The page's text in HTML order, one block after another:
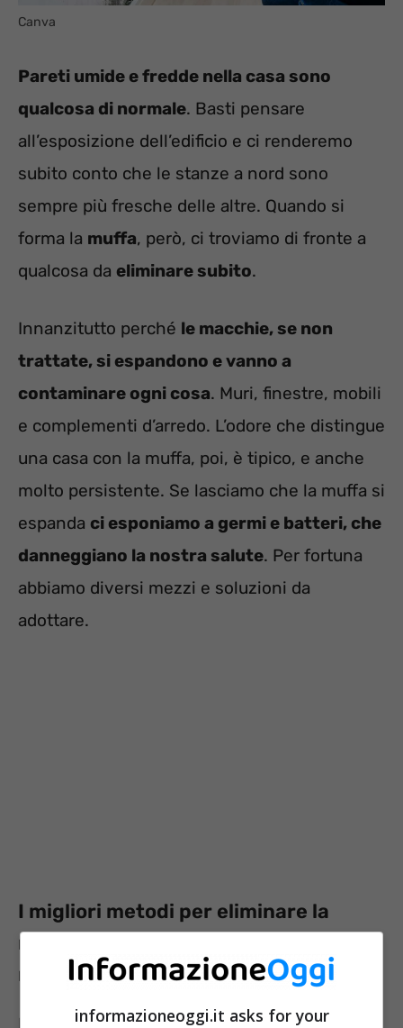
Canva
Pareti umide e fredde nella casa sono
qualcosa di normale. Basti pensare
all’esposizione dell’edificio e ci renderemo
subito conto che le stanze a nord sono
sempre più fresche delle altre. Quando si
forma la muffa, però, ci troviamo di fronte a
qualcosa da eliminare subito.
Innanzitutto perché le macchie, se non
trattate, si espandono e vanno a
contaminare ogni cosa. Muri, finestre, mobili
e complementi d’arredo. L’odore che distingue
una casa con la muffa, poi, è tipico, e anche
molto persistente. Se lasciamo che la muffa si
espanda ci esponiamo a germi e batteri, che
danneggiano la nostra salute. Per fortuna
abbiamo diversi mezzi e soluzioni da
adottare.
I migliori metodi per eliminare la
muffa – e qualche trucco – per
migliorare salute e benessere
Possiamocontrastare la muffa in tanti
informazioneoggi.it asks for your